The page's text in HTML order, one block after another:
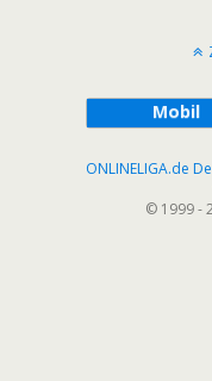
Mobil
ONLINELIGA.de
© 1999 -